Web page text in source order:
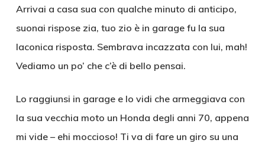
Arrivai a casa sua con qualche minuto di anticipo,
suonai rispose zia, tuo zio è in garage fu la sua
laconica risposta. Sembrava incazzata con lui, mah!
Vediamo un po’ che c’è di bello pensai.
Lo raggiunsi in garage e lo vidi che armeggiava con
la sua vecchia moto un Honda degli anni 70, appena
mi vide – ehi moccioso! Ti va di fare un giro su una